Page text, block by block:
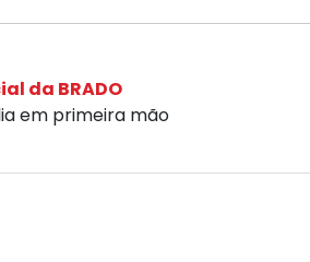
da BRADO
em primeira mão